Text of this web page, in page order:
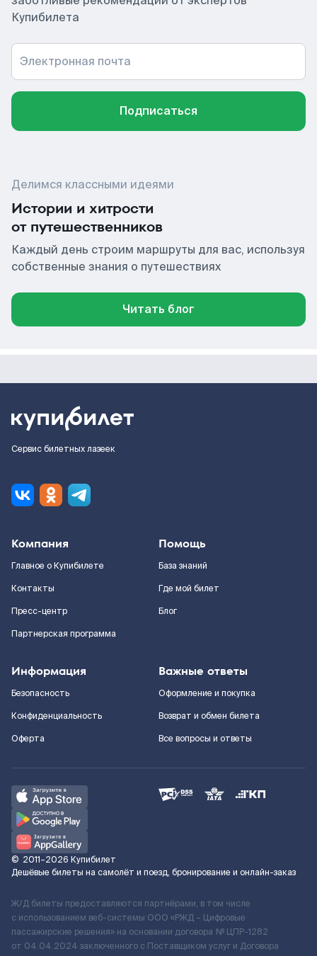
Купибилета
Электронная почта
Подписаться
Делимся классными идеями
Истории и хитрости
от путешественников
Каждый день строим маршруты для вас, используя
собственные знания о путешествиях
Читать блог
Сервис билетных лазеек
Компания
Главное о Купибилете
Контакты
Пресс-центр
Партнерская программа
Помощь
База знаний
Где мой билет
Блог
Информация
Безопасность
Конфиденциальность
Оферта
Важные ответы
Оформление и покупка
Возврат и обмен билета
Все вопросы и ответы
© 2011–2026 Купибилет
Дешёвые билеты на самолёт и поезд, бронирование и онлайн-заказ
Ж/Д билеты предоставляются партнёрами, в том числе
с использованием веб-системы ООО «РЖД – Цифровые
пассажирские решения» на основании договора № ЦПР-1282
от 04.04.2024 заключенного с Поставщиком услуг и Договора